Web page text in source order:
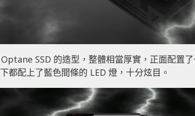
SSD 的造型，整體相當厚實，正面配置
都配上了藍色間條的 LED 燈，十分炫目。